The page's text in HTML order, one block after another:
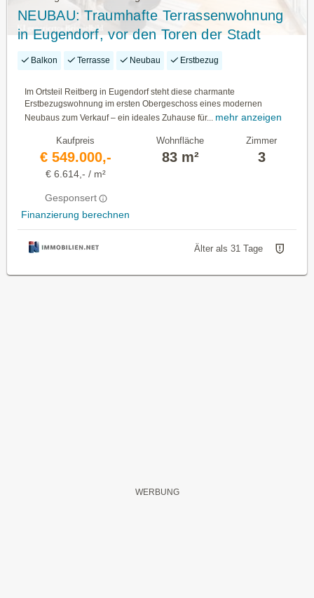
NEUBAU: Traumhafte Terrassenwohnung
in Eugendorf, vor den Toren der Stadt
Salzburg!
Balkon Terrasse Neubau Erstbezug
Im Ortsteil Reitberg in Eugendorf steht diese charmante
Erstbezugswohnung im ersten Obergeschoss eines modernen
Neubaus zum Verkauf – ein ideales Zuhause für... mehr anzeigen
Kaufpreis
€ 549.000,-
€ 6.614,- / m²
Gesponsert
Finanzierung berechnen
Wohnfläche
83 m²
Zimmer
3
Älter als 31 Tage